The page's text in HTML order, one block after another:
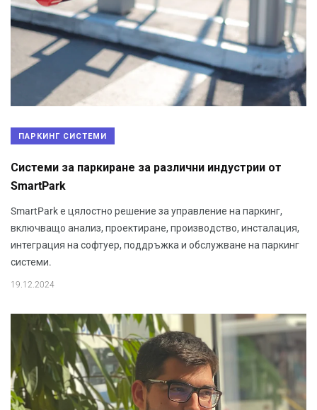
ПАРКИНГ СИСТЕМИ
Системи за паркиране за различни индустрии от
SmartPark
SmartPark е цялостно решение за управление на паркинг,
включващо анализ, проектиране, производство, инсталация,
интеграция на софтуер, поддръжка и обслужване на паркинг
системи.
19.12.2024